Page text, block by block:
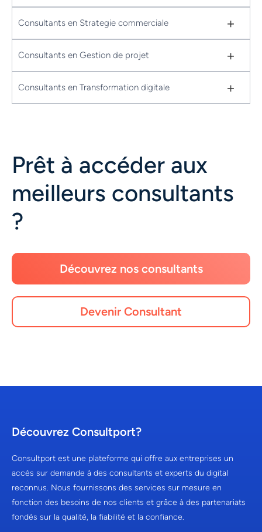
Consultants en Strategie commerciale +
Consultants en Gestion de projet +
Consultants en Transformation digitale +
Prêt à accéder aux
meilleurs consultants
?
Découvrez nos consultants
Devenir Consultant
Découvrez Consultport?
Consultport est une plateforme qui offre aux entreprises un
accès sur demande à des consultants et experts du digital
reconnus. Nous fournissons des services sur mesure en
fonction des besoins de nos clients et grâce à des partenariats
fondés sur la qualité, la fiabilité et la confiance.